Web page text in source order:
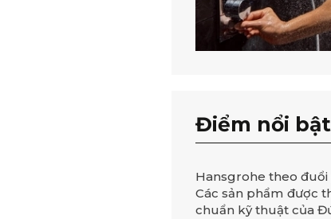
Điểm nổi bật
Hansgrohe theo
Các sản phẩm được
chuẩn kỹ thuật của